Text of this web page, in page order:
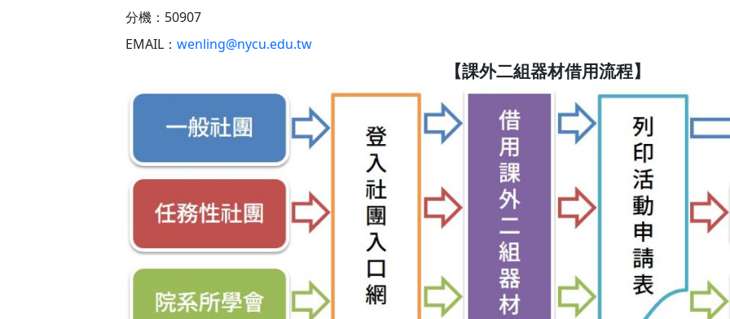
分機：50907
EMAIL： wenling@nycu.edu.tw
【課外二組器材借用流程】